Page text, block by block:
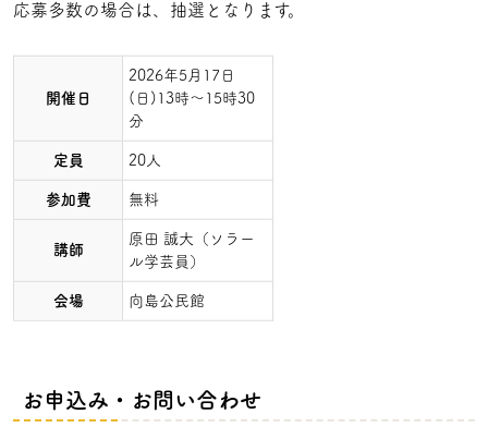
応募多数の場合は、抽選となります。
開催日
2026年5月17日
(日)13時～15時30
分
定員 20人
参加費 無料
講師
原田 誠大（ソラー
ル学芸員）
会場 向島公民館
お申込み・お問い合わせ